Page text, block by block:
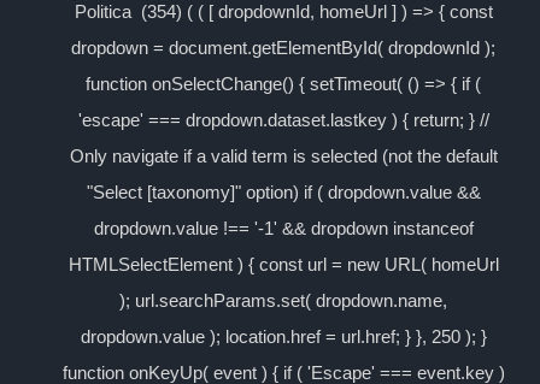
Politica (354) ( ( [ dropdownId, homeUrl ] ) => { const
dropdown = document.getElementById( dropdownId );
function onSelectChange() { setTimeout( () => { if (
'escape' === dropdown.dataset.lastkey ) { return; } //
Only navigate if a valid term is selected (not the default
"Select [taxonomy]" option) if ( dropdown.value &&
dropdown.value !== '-1' && dropdown instanceof
HTMLSelectElement ) { const url = new URL( homeUrl
); url.searchParams.set( dropdown.name,
dropdown.value ); location.href = url.href; } }, 250 ); }
function onKeyUp( event ) { if ( 'Escape' === event.key )